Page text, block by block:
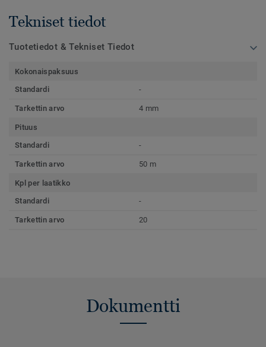
Tekniset tiedot
Tuotetiedot & Tekniset Tiedot
Kokonaispaksuus
Standardi
-
Tarkettin arvo 4 mm
Pituus
Standardi
-
Tarkettin arvo 50 m
Kpl per laatikko
Standardi
-
Tarkettin arvo 20
Dokumentti